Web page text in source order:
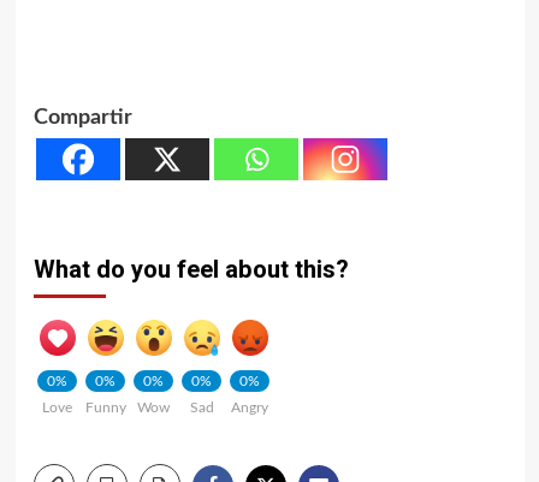
Compartir
What do you feel about this?
0%
Love
0%
Funny
0%
Wow
0%
Sad
0%
Angry